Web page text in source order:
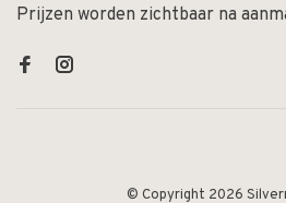
Prijzen worden zichtbaar na
© Copyright 2026